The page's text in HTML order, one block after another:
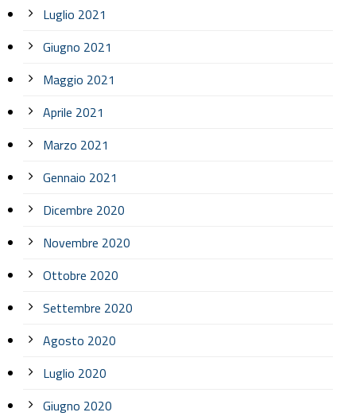
Luglio 2021
Giugno 2021
Maggio 2021
Aprile 2021
Marzo 2021
Gennaio 2021
Dicembre 2020
Novembre 2020
Ottobre 2020
Settembre 2020
Agosto 2020
Luglio 2020
Giugno 2020